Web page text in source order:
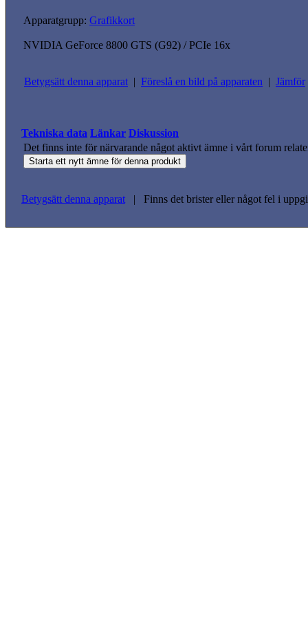
Apparatgrupp: Grafikkort
NVIDIA GeForce 8800 GTS (G92) / PCIe 16x
Betygsätt denna apparat | Föreslå en bild på apparaten | Jämför
Tekniska data Länkar Diskussion
Det finns inte för närvarande något aktivt ämne i vårt forum
Betygsätt denna apparat | Finns det brister eller något fel i